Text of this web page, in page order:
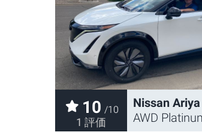
Nissan Ariya
AWD
10 /10
1 評価